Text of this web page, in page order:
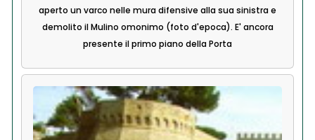
aperto un varco nelle mura difensive alla sua sinistra e
demolito il Mulino omonimo (foto d'epoca). E' ancora
presente il primo piano della Porta